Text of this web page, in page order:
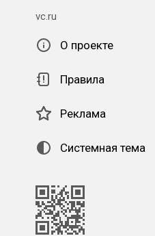
vc.ru
О проекте
Правила
Реклама
Системная тема